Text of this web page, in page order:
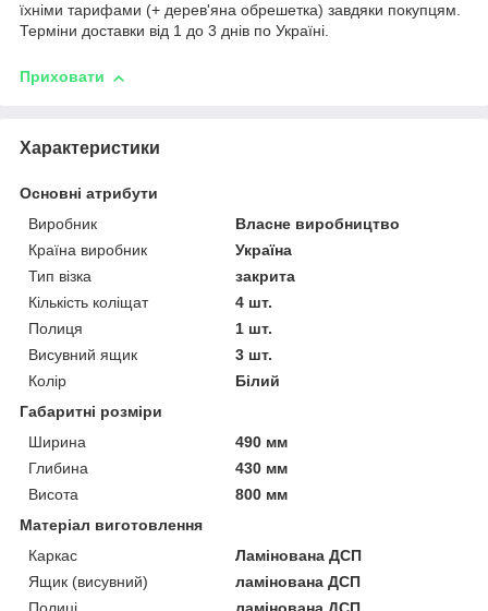
їхніми тарифами (+ дерев'яна обрешетка) завдяки покупцям.
Терміни доставки від 1 до 3 днів по Україні.
Приховати
Характеристики
Основні атрибути
Виробник
Власне виробництво
Країна виробник
Україна
Тип візка
закрита
Кількість коліщат
4 шт.
Полиця
1 шт.
Висувний ящик
3 шт.
Колір
Білий
Габаритні розміри
Ширина
490 мм
Глибина
430 мм
Висота
800 мм
Матеріал виготовлення
Каркас
Ламінована ДСП
Ящик (висувний)
ламінована ДСП
Полиці
ламінована ДСП